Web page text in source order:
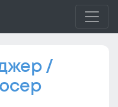
/